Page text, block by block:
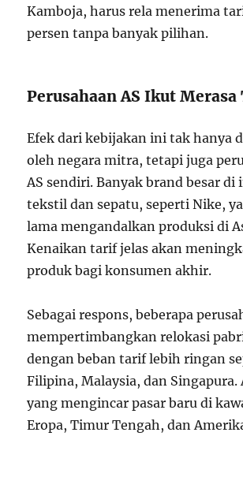
Kamboja, harus rela menerima
persen tanpa banyak pilihan.
Perusahaan AS Ikut Merasa
Efek dari kebijakan ini tak hanya
oleh negara mitra, tetapi juga
AS sendiri. Banyak brand besar di
tekstil dan sepatu, seperti Nike,
lama mengandalkan produksi di
Kenaikan tarif jelas akan
produk bagi konsumen akhir.
Sebagai respons, beberapa
mempertimbangkan relokasi
dengan beban tarif lebih ringan
Filipina, Malaysia, dan Singapura.
yang mengincar pasar baru di
Eropa, Timur Tengah, dan